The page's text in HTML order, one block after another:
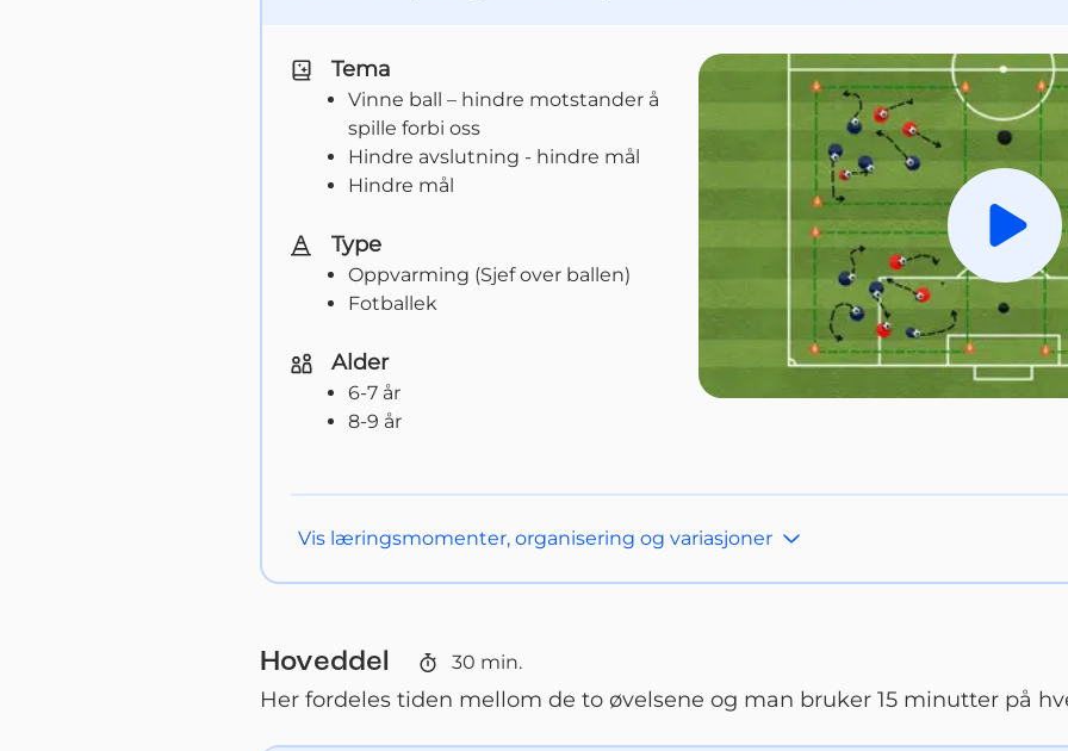
Spill
Tema
Vinne ball – hindre motstander å
spille forbi oss
Hindre avslutning - hindre mål
Hindre mål
Type
Oppvarming (Sjef over ballen)
Fotballek
Alder
6-7 år
8-9 år
Vis læringsmomenter, organisering og variasjoner
Hoveddel 30 min.
Her fordeles tiden mellom de to øvelsene og man bruker 15 minutter på